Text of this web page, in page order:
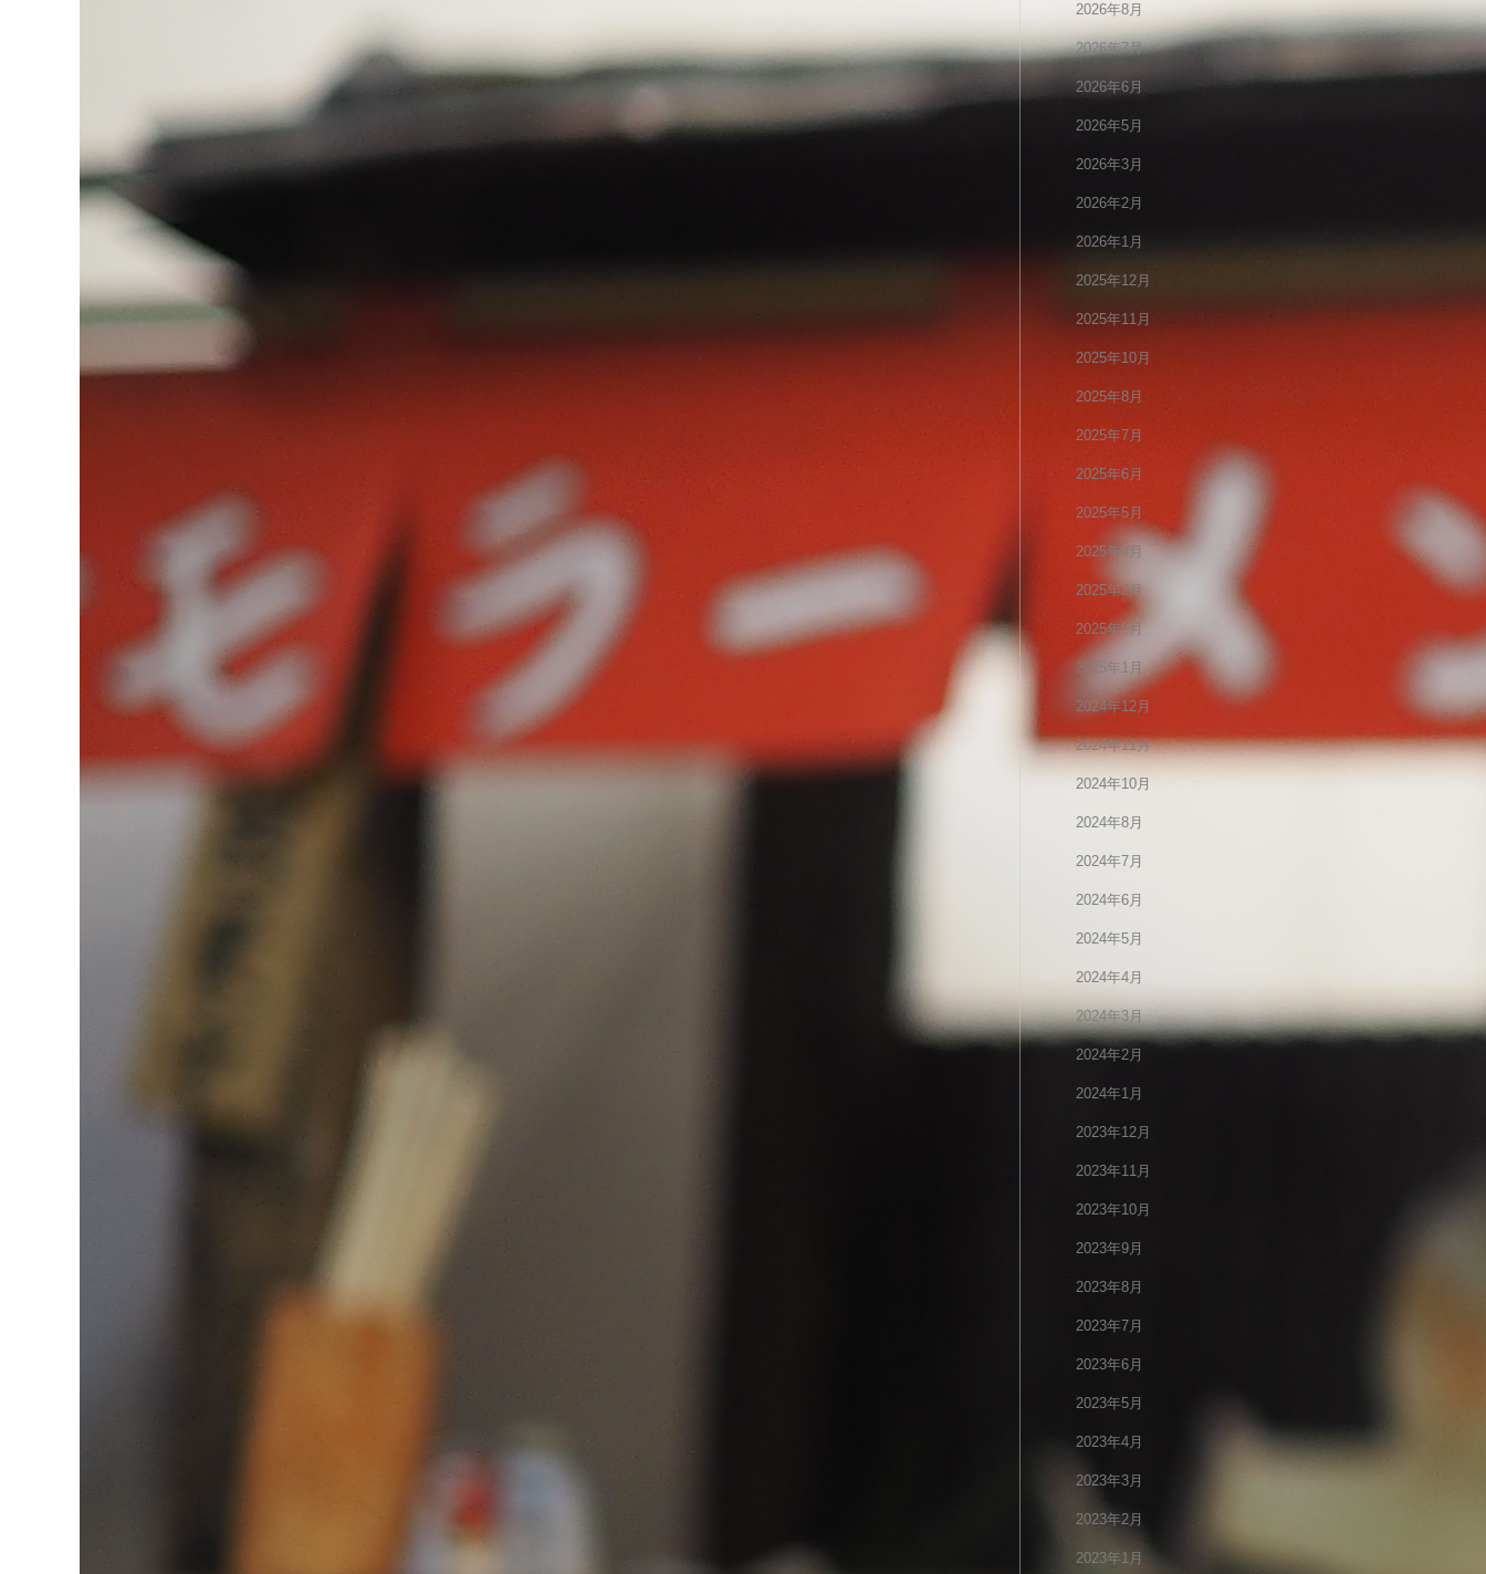
2026年8月
2026年7月
2026年6月
2026年5月
2026年3月
2026年2月
2026年1月
2025年12月
2025年11月
2025年10月
2025年8月
2025年7月
2025年6月
2025年5月
2025年4月
2025年3月
2025年2月
2025年1月
2024年12月
2024年11月
2024年10月
2024年8月
2024年7月
2024年6月
2024年5月
2024年4月
2024年3月
2024年2月
2024年1月
2023年12月
2023年11月
2023年10月
2023年9月
2023年8月
2023年7月
2023年6月
2023年5月
2023年4月
2023年3月
2023年2月
2023年1月